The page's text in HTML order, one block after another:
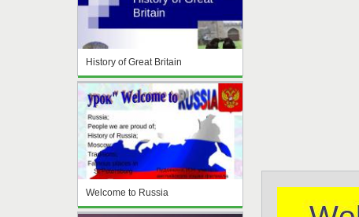
History of Great Britain
Welcome to Russia